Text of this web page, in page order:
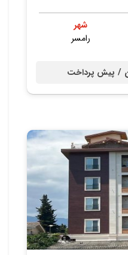
شهر
رامسر
پیش پرداخت